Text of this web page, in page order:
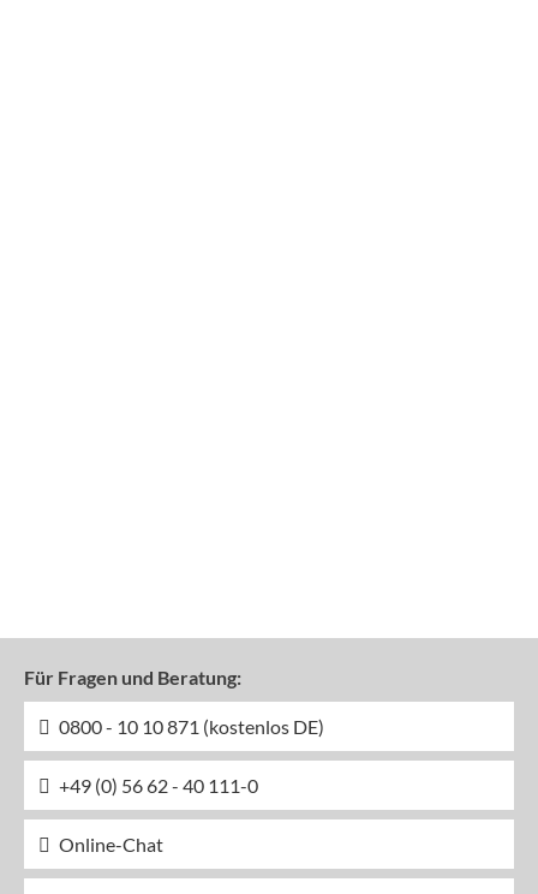
Für Fragen und Beratung:
0800 - 10 10 871 (kostenlos DE)
+49 (0) 56 62 - 40 111-0
Online-Chat